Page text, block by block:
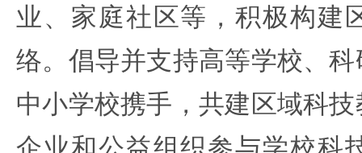
业、家庭社区等，积极构建
络。倡导并支持高等学校、
中小学校携手，共建区域科